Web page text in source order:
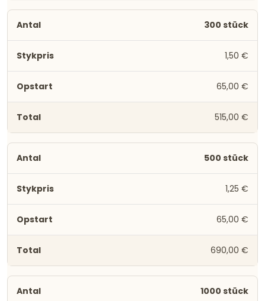
300 stück
1,50 €
65,00 €
515,00 €
500 stück
1,25 €
65,00 €
690,00 €
1000 stück